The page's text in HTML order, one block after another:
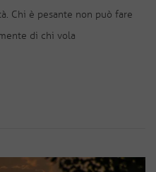
Chi è pesante non può fare
di chi vola